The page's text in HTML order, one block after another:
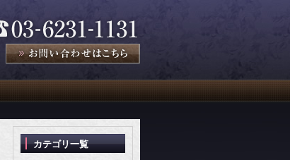
カテゴリ一覧